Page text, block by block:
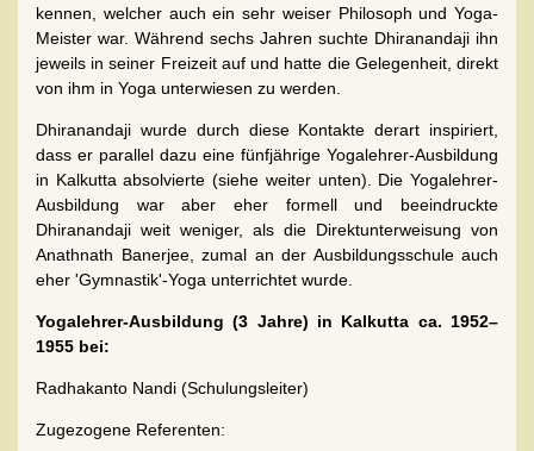
kennen, welcher auch ein sehr weiser Philosoph und Yoga-
Meister war. Während sechs Jahren suchte Dhiranandaji ihn
jeweils in seiner Freizeit auf und hatte die Gelegenheit, direkt
von ihm in Yoga unterwiesen zu werden.
Dhiranandaji wurde durch diese Kontakte derart inspiriert,
dass er parallel dazu eine fünfjährige Yogalehrer-Ausbildung
in Kalkutta absolvierte (siehe weiter unten). Die Yogalehrer-
Ausbildung war aber eher formell und beeindruckte
Dhiranandaji weit weniger, als die Direktunterweisung von
Anathnath Banerjee, zumal an der Ausbildungsschule auch
eher 'Gymnastik'-Yoga unterrichtet wurde.
Yogalehrer-Ausbildung (3 Jahre) in Kalkutta ca. 1952–
1955 bei:
Radhakanto Nandi (Schulungsleiter)
Zugezogene Referenten: